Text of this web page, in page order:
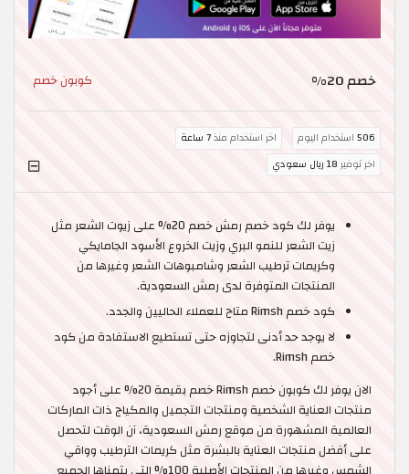
خصم 20% كوبون خصم
506 استخدام اليوم اخر استخدام منذ7 ساعة
اخر توفير 18 ريال سعودي
يوفر لك كود خصم رمش خصم 20% على زيوت الشعر مثل
زيت الشعر للنمو البري وزيت الخروع الأسود الجامايكي
وكريمات ترطيب الشعر وشامبوهات الشعر وغيرها من
المنتجات المتوفرة لدى رمش السعودية.
كود خصم Rimsh متاح للعملاء الحاليين والجدد.
لا يوجد حد أدنى لتجاوزه حتى تستطيع الاستفادة من كود
خصم Rimsh.
الان يوفر لك كوبون خصم Rimsh خصم بقيمة 20% على أجود
منتجات العناية الشخصية ومنتجات التجميل والمكياج ذات الماركات
العالمية المشهورة من موقع رمش السعودية، آن الوقت لتحصل
على أفضل منتجات العناية بالبشرة مثل كريمات الترطيب وواقي